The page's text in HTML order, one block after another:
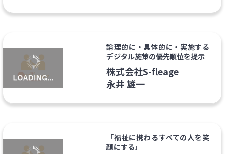
論理的に・具体的に・実施する
デジタル施策の優先順位を提示
株式会社S-fleage
永井 雄一
「福祉に携わるすべての人を笑
顔にする」